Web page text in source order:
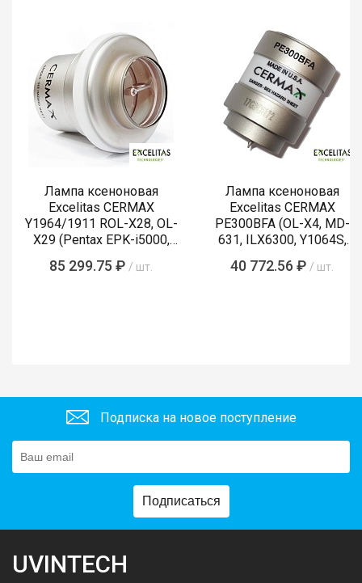
Лампа ксеноновая
Excelitas CERMAX
Y1964/1911 ROL-X28, OL-
X29 (Pentax EPK-i5000,
85 299.75 ₽ / шт.
Лампа ксеноновая
Excelitas CERMAX
PE300BFA (OL-X4, MD-
631, ILX6300, Y1064S,
40 772.56 ₽ / шт.
Подписка на новое поступление
Подписаться
UVINTECH